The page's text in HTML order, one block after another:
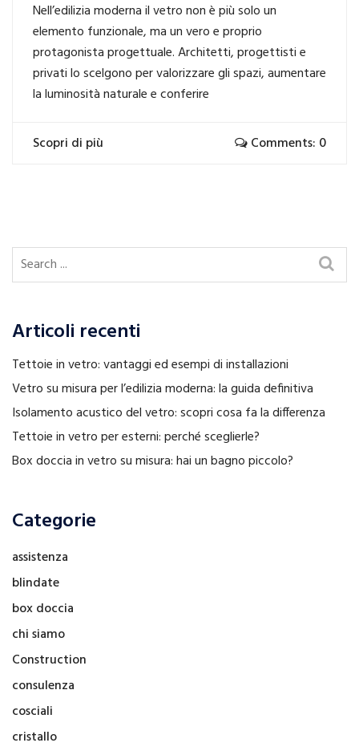
Nell’edilizia moderna il vetro non è più solo un
elemento funzionale, ma un vero e proprio
protagonista progettuale. Architetti, progettisti e
privati lo scelgono per valorizzare gli spazi, aumentare
la luminosità naturale e conferire
Scopri di più Comments: 0
Articoli recenti
Tettoie in vetro: vantaggi ed esempi di installazioni
Vetro su misura per l’edilizia moderna: la guida definitiva
Isolamento acustico del vetro: scopri cosa fa la differenza
Tettoie in vetro per esterni: perché sceglierle?
Box doccia in vetro su misura: hai un bagno piccolo?
Categorie
assistenza
blindate
box doccia
chi siamo
Construction
consulenza
cosciali
cristallo